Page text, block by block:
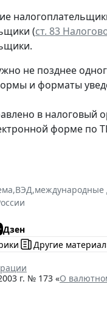
(ст. 83
не позднее
и форматы
в налоговый
форме по
,ВЭД,международные
Дзен
Другие
г. № 173 «О